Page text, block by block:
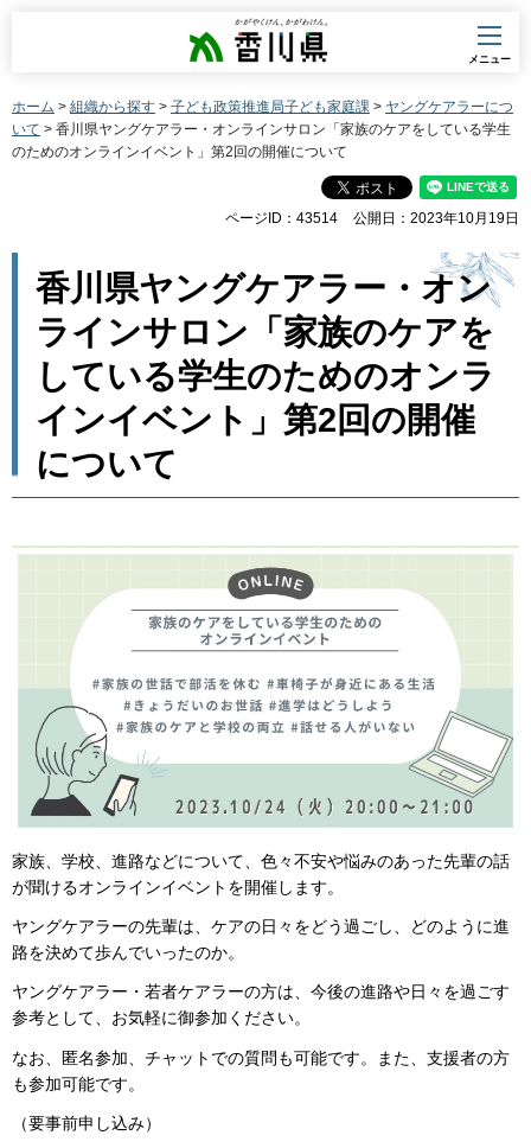
香川県
メニュー
ホーム > 組織から探す > 子ども政策推進局子ども家庭課 > ヤングケアラーにつ
いて > 香川県ヤングケアラー・オンラインサロン「家族のケアをしている学生
のためのオンラインイベント」第2回の開催について
ページID：43514 公開日：2023年10月19日
香川県ヤングケアラー・オン
ラインサロン「家族のケアを
している学生のためのオンラ
インイベント」第2回の開催
について
家族、学校、進路などについて、色々不安や悩みのあった先輩の話
が聞けるオンラインイベントを開催します。
ヤングケアラーの先輩は、ケアの日々をどう過ごし、どのように進
路を決めて歩んでいったのか。
ヤングケアラー・若者ケアラーの方は、今後の進路や日々を過ごす
参考として、お気軽に御参加ください。
なお、匿名参加、チャットでの質問も可能です。また、支援者の方
も参加可能です。
（要事前申し込み）